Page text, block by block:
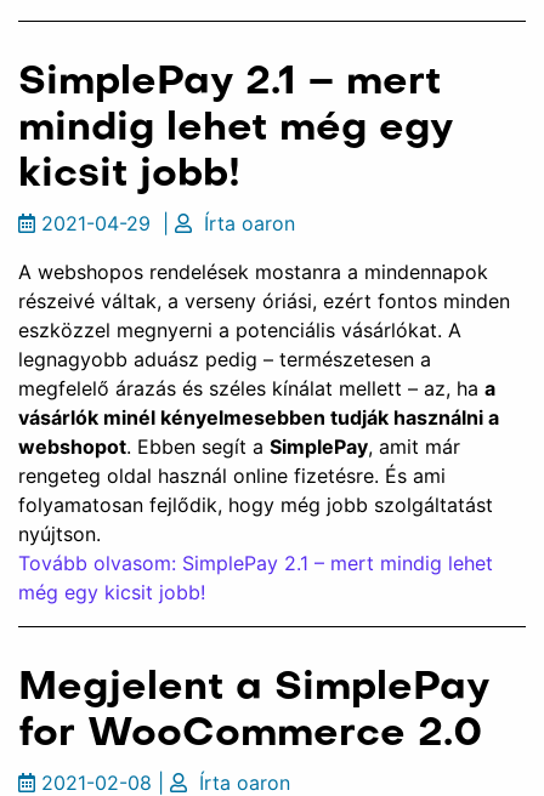
SimplePay 2.1 – mert
mindig lehet még egy
kicsit jobb!
2021-04-29 Írta oaron
A webshopos rendelések mostanra a mindennapok
részeivé váltak, a verseny óriási, ezért fontos minden
eszközzel megnyerni a potenciális vásárlókat. A
legnagyobb aduász pedig – természetesen a
megfelelő árazás és széles kínálat mellett – az, ha a
vásárlók minél kényelmesebben tudják használni a
webshopot. Ebben segít a SimplePay, amit már
rengeteg oldal használ online fizetésre. És ami
folyamatosan fejlődik, hogy még jobb szolgáltatást
nyújtson.
Tovább olvasom: SimplePay 2.1 – mert mindig lehet
még egy kicsit jobb!
Megjelent a SimplePay
for WooCommerce 2.0
2021-02-08 Írta oaron